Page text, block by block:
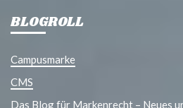
BLOGROLL
Campusmarke
CMS
Das Blog für Markenrecht – Neues